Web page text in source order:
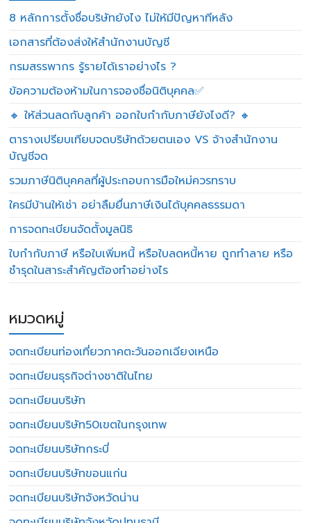
8 หลักการตั้งชื่อบริษัทยังไง ไม่ให้มีปัญหาทีหลัง
เอกสารที่ต้องส่งให้สำนักงานบัญชี
กรมสรรพากร รู้รายได้เราอย่างไร ?
ข้อความต้องห้ามในการจองชื่อนิติบุคคล✅
🔸 ให้ส่วนลดกับลูกค้า ออกใบกำกับภาษียังไงดี? 🔸
ตารางเปรียบเทียบจดบริษัทด้วยตนเอง VS จ้างสำนักงาน
บัญชีจด
รวมภาษีนิติบุคคลที่ผู้ประกอบการมือใหม่ควรทราบ
ใครมีบ้านให้เช่า อย่าลืมยื่นภาษีเงินได้บุคคลธรรมดา
การจดทะเบียนจัดตั้งมูลนิธิ
ใบกำกับภาษี หรือใบเพิ่มหนี้ หรือใบลดหนี้หาย ถูกทำลาย หรือ
ชำรุดในสาระสำคัญต้องทำอย่างไร
หมวดหมู่
จดทะเบียนท่องเที่ยวภาคตะวันออกเฉียงเหนือ
จดทะเบียนธุรกิจต่างชาติในไทย
จดทะเบียนบริษัท
จดทะเบียนบริษัท50เขตในกรุงเทพ
จดทะเบียนบริษัทกระบี่
จดทะเบียนบริษัทขอนแก่น
จดทะเบียนบริษัทจังหวัดน่าน